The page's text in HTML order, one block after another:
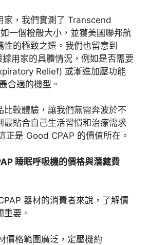
家，我們實測了 Transcend
一個橙般大小，並獲美國聯邦航
性的極致之選。我們也留意到
用家的具體情況，例如是否需要
Relief) 或漸進加壓功能
合適的機型。
比較體驗，讓我們無需奔波於不
最貼合自己生活習慣和治療需求
正是 Good CPAP 的價值所在。
睡眠呼吸機的價格與潛藏費
器材的消費者來說，了解價
要。
價格範圍廣泛，定壓機約